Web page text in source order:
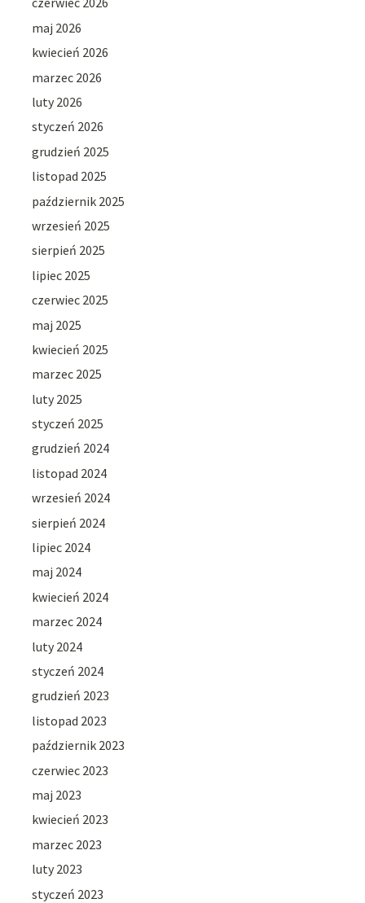
maj 2026
kwiecień 2026
marzec 2026
luty 2026
styczeń 2026
grudzień 2025
listopad 2025
październik 2025
wrzesień 2025
sierpień 2025
lipiec 2025
czerwiec 2025
maj 2025
kwiecień 2025
marzec 2025
luty 2025
styczeń 2025
grudzień 2024
listopad 2024
wrzesień 2024
sierpień 2024
lipiec 2024
maj 2024
kwiecień 2024
marzec 2024
luty 2024
styczeń 2024
grudzień 2023
listopad 2023
październik 2023
czerwiec 2023
maj 2023
kwiecień 2023
marzec 2023
luty 2023
styczeń 2023